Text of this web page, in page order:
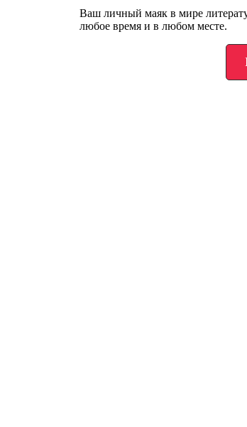
Ваш личный маяк в мире
любое время и в любом месте.